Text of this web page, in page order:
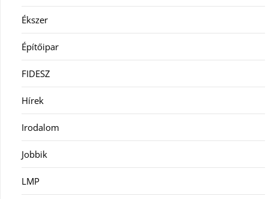
Ékszer
Építőipar
FIDESZ
Hírek
Irodalom
Jobbik
LMP